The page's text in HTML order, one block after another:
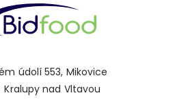
údolí 553, Mikovice
Kralupy nad Vltavou